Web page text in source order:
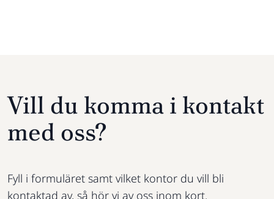
Vill du komma i kontakt
med oss?
Fyll i formuläret samt vilket kontor du vill bli
kontaktad av, så hör vi av oss inom kort.